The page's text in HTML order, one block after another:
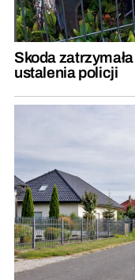
Skoda
ustalenia policji